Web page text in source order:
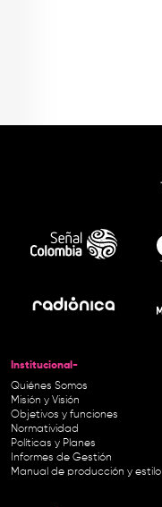
Institucional-
Quiénes Somos
Misión y Visión
Objetivos y funciones
Normatividad
Políticas y Planes
Informes de Gestión
Manual de producción y estilo